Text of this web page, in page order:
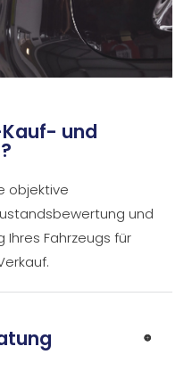
und
objektive
und
Fahrzeugs für